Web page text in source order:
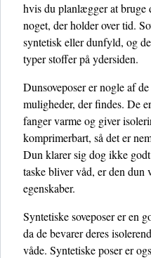
hvis du planlægger at bruge
noget, der holder over tid.
syntetisk eller dunfyld, og
typer stoffer på ydersiden.
Dunsoveposer er nogle af
muligheder, der findes. De
fanger varme og giver
komprimerbart, så det er
Dun klarer sig dog ikke
taske bliver våd, er den dun
egenskaber.
Syntetiske soveposer er en
da de bevarer deres
våde. Syntetiske poser er